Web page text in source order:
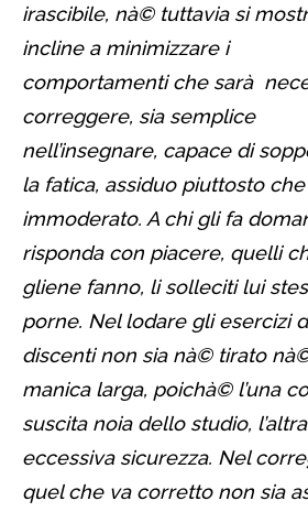
irascibile, nà© tuttavia si
incline a minimizzare i
comportamenti che sarà
correggere, sia semplice
nell’insegnare, capace di
la fatica, assiduo piuttosto che
immoderato. A chi gli fa
risponda con piacere, quelli
gliene fanno, li solleciti lui
porne. Nel lodare gli esercizi
discenti non sia nà© tirato
manica larga, poichà© l’una
suscita noia dello studio, l’altra
eccessiva sicurezza. Nel
quel che va corretto non sia